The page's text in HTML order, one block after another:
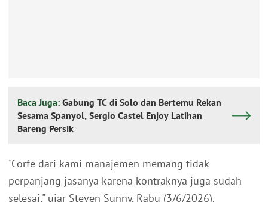
Baca Juga: Gabung TC di Solo dan Bertemu Rekan
Sesama Spanyol, Sergio Castel Enjoy Latihan
Bareng Persik
"Corfe dari kami manajemen memang tidak
perpanjang jasanya karena kontraknya juga sudah
selesai," ujar Steven Sunny, Rabu (3/6/2026).